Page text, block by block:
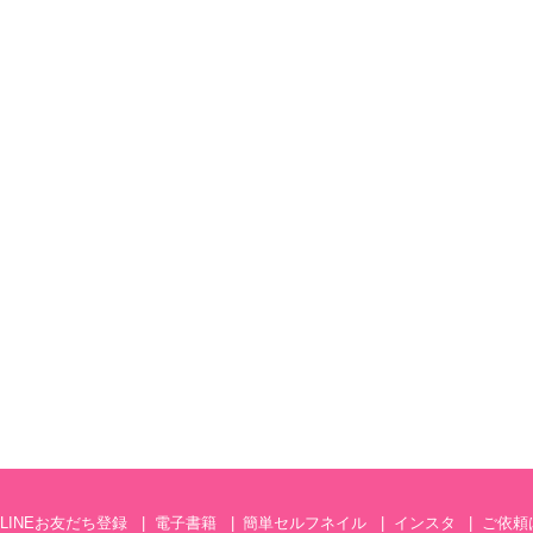
LINEお友だち登録 電子書籍 簡単セルフネイル インスタ ご依頼